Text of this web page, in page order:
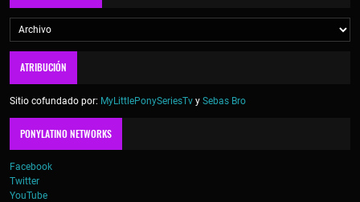
ATRIBUCIÓN
Sitio cofundado por: MyLittlePonySeriesTv y Sebas Bro
PONYLATINO NETWORKS
Facebook
Twitter
YouTube